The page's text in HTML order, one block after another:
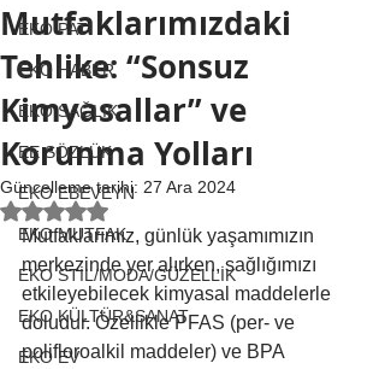
EKO PATİ
EKO HABER
EKO SAĞLIK
EE SÖZLÜK
EKO EBEVEYN
EKO MUTFAK
EKO STİL/MODA/GÜZELLİK
EKO KÜLTÜR&SANAT
EKO EV
Mutfaklarımızdaki
Tehlike: “Sonsuz
Kimyasallar” ve
Korunma Yolları
Güncelleme tarihi: 27 Ara 2024
5 üzerinden NaN yıldız
Mutfaklarımız, günlük yaşamımızın
merkezinde yer alırken, sağlığımızı
etkileyebilecek kimyasal maddelerle
doludur. Özellikle PFAS (per- ve
polifloroalkil maddeler) ve BPA